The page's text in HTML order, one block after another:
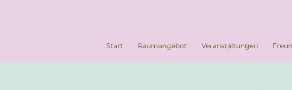
Start Raumangebot Veranstaltungen